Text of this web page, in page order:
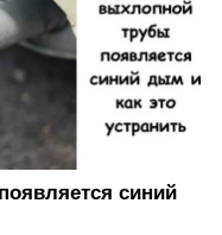
синий